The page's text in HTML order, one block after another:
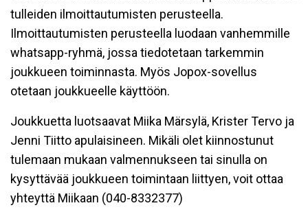
tulleiden ilmoittautumisten perusteella.
Ilmoittautumisten perusteella luodaan vanhemmille
whatsapp-ryhmä, jossa tiedotetaan tarkemmin
joukkueen toiminnasta. Myös Jopox-sovellus
otetaan joukkueelle käyttöön.
Joukkuetta luotsaavat Miika Märsylä, Krister Tervo ja
Jenni Tiitto apulaisineen. Mikäli olet kiinnostunut
tulemaan mukaan valmennukseen tai sinulla on
kysyttävää joukkueen toimintaan liittyen, voit ottaa
yhteyttä Miikaan (040-8332377)